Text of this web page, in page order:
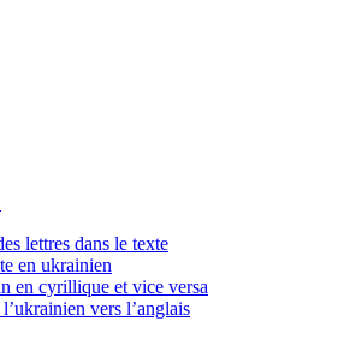
lettres dans le texte
en ukrainien
en cyrillique et vice versa
vers l’anglais